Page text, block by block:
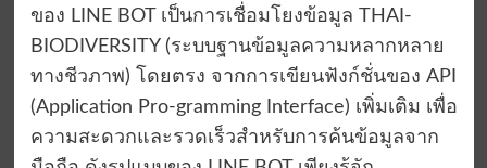
ของ LINE BOT เป็นการเชื่อมโยงข้อมูล THAI-
BIODIVERSITY (ระบบฐานข้อมูลความหลากหลาย
ทางชีวภาพ) โดยตรง จากการเขียนฟังก์ชั่นของ API
(Application Pro-gramming Interface) เพิ่มเติม เพื่อ
ความสะดวกและรวดเร็วสําหรับการค้นข้อมูลจาก